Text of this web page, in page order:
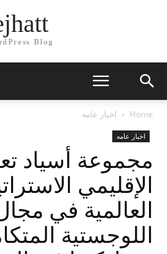
Blog
Home اخبار عامه
اخبار عامه
مجموعة أسياد
الإقليمي
العالمية في
اللوجستية